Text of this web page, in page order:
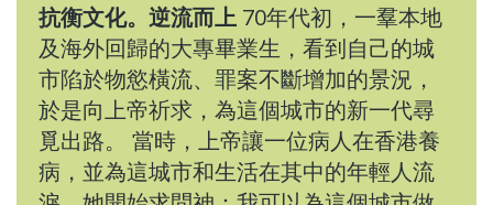
抗衡文化。逆流而上 70年代初，一羣本地
及海外回歸的大專畢業生，看到自己的城
市陷於物慾橫流、罪案不斷增加的景況，
於是向上帝祈求，為這個城市的新一代尋
覓出路。 當時，上帝讓一位病人在香港養
病，並為這城市和生活在其中的年輕人流